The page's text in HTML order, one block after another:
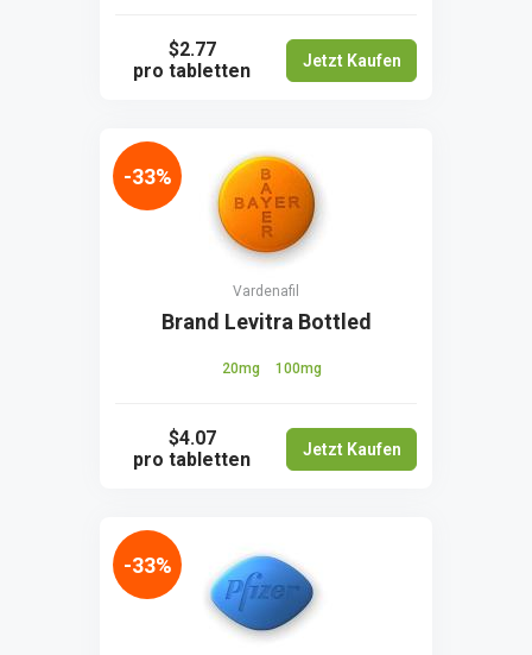
$2.77
pro tabletten
Jetzt Kaufen
Vardenafil
Brand Levitra Bottled
20mg 100mg
$4.07
pro tabletten
Jetzt Kaufen
-33%
-33%